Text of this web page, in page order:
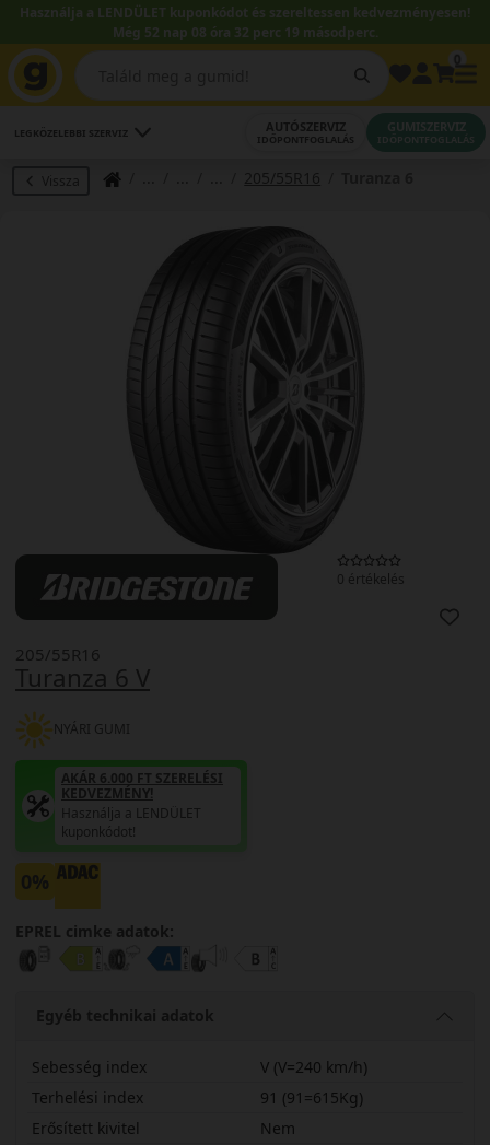
Használja a LENDÜLET kuponkódot és szereltessen kedvezményesen!
Még 52 nap 08 óra 32 perc 18 másodperc.
LEGKÖZELEBBI SZERVIZ AUTÓSZERVIZ
IDŐPONTFOGLALÁS
GUMISZERVIZ
IDŐPONTFOGLALÁS
Vissza 205/55R16
0 értékelés
Turanza 6 V
205/55R16
NYÁRI GUMI
AKÁR 6.000 FT SZERELÉSI
KEDVEZMÉNY!
Használja a LENDÜLET
kuponkódot!
0%
EPREL cimke adatok:
Egyéb technikai adatok
Sebesség index
V (V=240 km/h)
Terhelési index
91 (91=615Kg)
Erősített kivitel
Nem